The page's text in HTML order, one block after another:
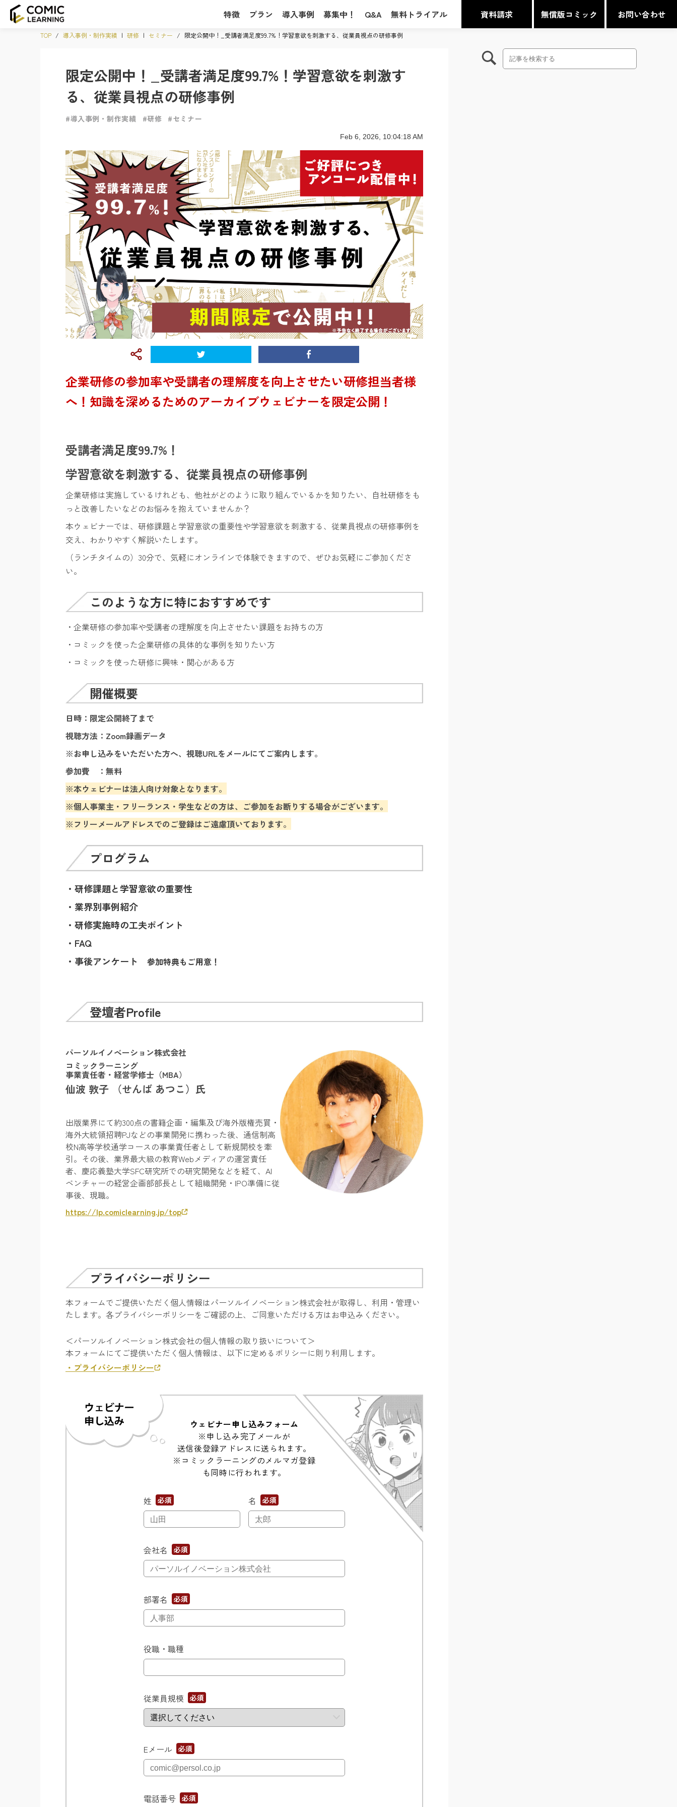
特徴 プラン 導入事例 募集中！ Q&A 無料トライアル 資料請求 無償版コミック お問い合わせ
TOP / 導入事例・制作実績 | 研修 | セミナー / 限定公開中！_受講者満足度99.7%！​学習意欲を刺激する、従業員視点の研修事例​
限定公開中！_受講者満足度99.7%！​学習意欲を刺激す
る、従業員視点の研修事例​
#導入事例・制作実績 #研修 #セミナー
Feb 6, 2026, 10:04:18 AM
企業研修の参加率や受講者の理解度を向上させたい研修担当者様
へ！知識を深めるためのアーカイブウェビナーを限定公開 ！
受講者満足度99.7%！​
学習意欲を刺激する、従業員視点の研修事例​
企業研修は実施しているけれども、他社がどのように取り組んでいるかを知りたい、自社研修をも
っと改善したいなどのお悩みを抱えていませんか？
本ウェビナーでは、研修課題と学習意欲の重要性や学習意欲を刺激する、従業員視点の研修事例​を
交え、わかりやすく解説いたします。
（ランチタイムの）30分で、気軽にオンラインで体験できますので、ぜひお気軽にご参加くださ
い。
このような方に特におすすめです
・企業研修の参加率や受講者の理解度を向上させたい課題をお持ちの方
・コミックを使った企業研修の具体的な事例を知りたい方
・コミックを使った研修に興味・関心がある方
開催概要
日時：限定公開終了まで
視聴方法：Zoom録画データ
※お申し込みをいただいた方へ、視聴URLをメールにてご案内します。
参加費 ：無料
※本ウェビナーは法人向け対象となります。​
※個人事業主・フリーランス・学生などの方は、ご参加をお断りする場合がございます。​
※フリーメールアドレスでのご登録はご遠慮頂いております。
プログラム
・研修課題と学習意欲の重要性
・業界別事例紹介
・研修実施時の工夫ポイント
・FAQ
・事後アンケート 参加特典もご用意！
登壇者Profile
パーソルイノベーション株式会社
コミックラーニング
事業責任者・経営学修士（MBA）
仙波 敦子 （せんば あつこ）氏
出版業界にて約300点の書籍企画・編集及び海外版権売買・
海外大統領招聘PJなどの事業開発に携わった後、通信制高
校N高等学校通学コースの事業責任者として新規開校を牽
引。その後、業界最大級の教育Webメディアの運営責任
者、慶応義塾大学SFC研究所での研究開発などを経て、AI
ベンチャーの経営企画部部長として組織開発・IPO準備に従
事後、現職。
https://lp.comiclearning.jp/top
プライバシーポリシー
本フォームでご提供いただく個人情報はパーソルイノベーション株式会社が取得し、利用・管理い
たします。各プライバシーポリシーをご確認の上、ご同意いただける方はお申込みください。
＜パーソルイノベーション株式会社の個人情報の取り扱いについて＞
本フォームにてご提供いただく個人情報は、以下に定めるポリシーに則り利用します。
・プライバシーポリシー
ウェビナー申し込みフォーム
※申し込み完了メールが
送信後登録アドレスに送られます。
※コミックラーニングのメルマガ登録
も同時に行われます。
姓 名
会社名
部署名
役職・職種
従業員規模*
Eメール
電話番号*